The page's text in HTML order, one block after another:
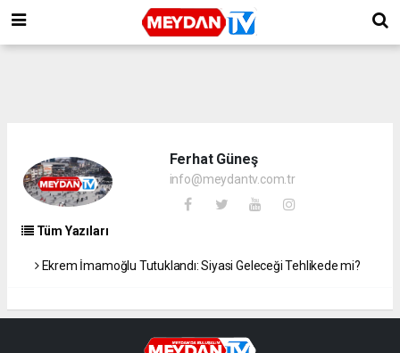
Ferhat Güneş
info@meydantv.com.tr
Tüm Yazıları
Ekrem İmamoğlu Tutuklandı: Siyasi Geleceği Tehlikede mi?